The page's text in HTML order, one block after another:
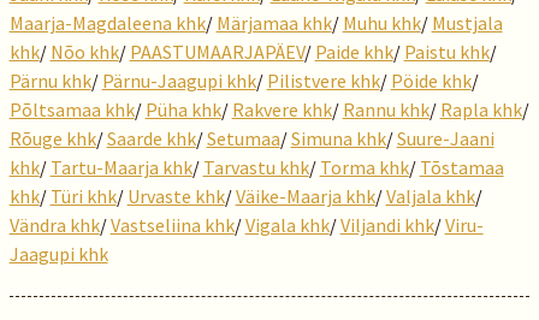
Maarja-Magdaleena khk/ Märjamaa khk/ Muhu khk/ Mustjala
khk/ Nõo khk/ PAASTUMAARJAPÄEV/ Paide khk/ Paistu khk/
Pärnu khk/ Pärnu-Jaagupi khk/ Pilistvere khk/ Pöide khk/
Põltsamaa khk/ Püha khk/ Rakvere khk/ Rannu khk/ Rapla khk/
Rõuge khk/Saarde khk/Setumaa/Simuna khk/Suure-Jaani
khk/ Tartu-Maarja khk/ Tarvastu khk/ Torma khk/ Tõstamaa
khk/ Türi khk/ Urvaste khk/Väike-Maarja khk/Valjala khk/
Vändra khk/Vastseliina khk/Vigala khk/Viljandi khk/Viru-
Jaagupi khk